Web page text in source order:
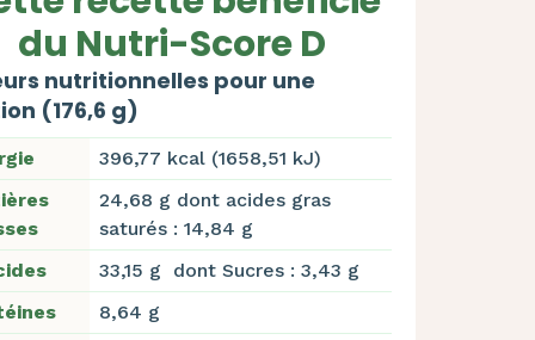
du Nutri-Score D
nutritionnelles pour une
(176,6 g)
396,77 kcal (1658,51 kJ)
24,68 g dont acides gras
saturés : 14,84 g
33,15 g dont Sucres : 3,43 g
8,64 g